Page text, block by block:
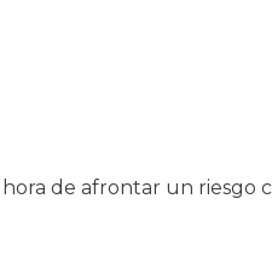
de afrontar un riesgo